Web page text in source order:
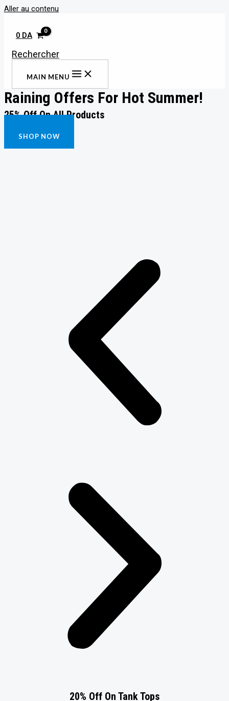
Aller au contenu
0 DA
Rechercher
MAIN MENU
Raining Offers For Hot Summer!
25% Off On All Products
SHOP NOW
20% Off On Tank Tops